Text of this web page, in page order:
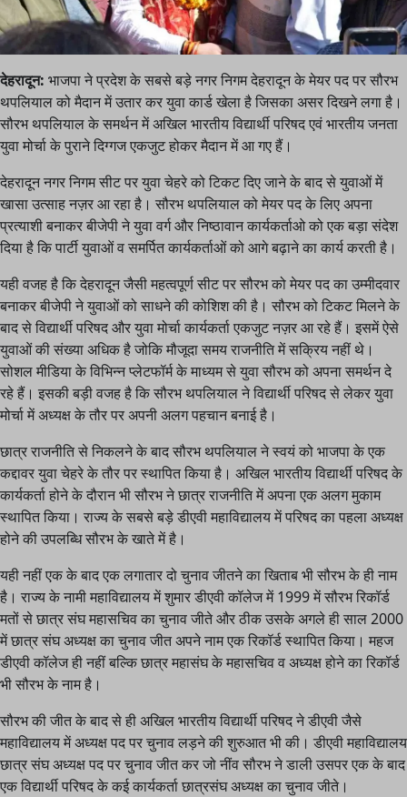
देहरादून: भाजपा ने प्रदेश के सबसे बड़े नगर निगम देहरादून के मेयर पद पर सौरभ
थपलियाल को मैदान में उतार कर युवा कार्ड खेला है जिसका असर दिखने लगा है।
सौरभ थपलियाल के समर्थन में अखिल भारतीय विद्यार्थी परिषद एवं भारतीय जनता
युवा मोर्चा के पुराने दिग्गज एकजुट होकर मैदान में आ गए हैं।
देहरादून नगर निगम सीट पर युवा चेहरे को टिकट दिए जाने के बाद से युवाओं में
खासा उत्साह नज़र आ रहा है। सौरभ थपलियाल को मेयर पद के लिए अपना
प्रत्याशी बनाकर बीजेपी ने युवा वर्ग और निष्ठावान कार्यकर्ताओ को एक बड़ा संदेश
दिया है कि पार्टी युवाओं व समर्पित कार्यकर्ताओं को आगे बढ़ाने का कार्य करती है।
यही वजह है कि देहरादून जैसी महत्वपूर्ण सीट पर सौरभ को मेयर पद का उम्मीदवार
बनाकर बीजेपी ने युवाओं को साधने की कोशिश की है। सौरभ को टिकट मिलने के
बाद से विद्यार्थी परिषद और युवा मोर्चा कार्यकर्ता एकजुट नज़र आ रहे हैं। इसमें ऐसे
युवाओं की संख्या अधिक है जोकि मौजूदा समय राजनीति में सक्रिय नहीं थे।
सोशल मीडिया के विभिन्न प्लेटफॉर्म के माध्यम से युवा सौरभ को अपना समर्थन दे
रहे हैं। इसकी बड़ी वजह है कि सौरभ थपलियाल ने विद्यार्थी परिषद से लेकर युवा
मोर्चा में अध्यक्ष के तौर पर अपनी अलग पहचान बनाई है।
छात्र राजनीति से निकलने के बाद सौरभ थपलियाल ने स्वयं को भाजपा के एक
कद्दावर युवा चेहरे के तौर पर स्थापित किया है। अखिल भारतीय विद्यार्थी परिषद के
कार्यकर्ता होने के दौरान भी सौरभ ने छात्र राजनीति में अपना एक अलग मुकाम
स्थापित किया। राज्य के सबसे बड़े डीएवी महाविद्यालय में परिषद का पहला अध्यक्ष
होने की उपलब्धि सौरभ के खाते में है।
यही नहीं एक के बाद एक लगातार दो चुनाव जीतने का खिताब भी सौरभ के ही नाम
है। राज्य के नामी महाविद्यालय में शुमार डीएवी कॉलेज में 1999 में सौरभ रिकॉर्ड
मतों से छात्र संघ महासचिव का चुनाव जीते और ठीक उसके अगले ही साल 2000
में छात्र संघ अध्यक्ष का चुनाव जीत अपने नाम एक रिकॉर्ड स्थापित किया। महज
डीएवी कॉलेज ही नहीं बल्कि छात्र महासंघ के महासचिव व अध्यक्ष होने का रिकॉर्ड
भी सौरभ के नाम है।
सौरभ की जीत के बाद से ही अखिल भारतीय विद्यार्थी परिषद ने डीएवी जैसे
महाविद्यालय में अध्यक्ष पद पर चुनाव लड़ने की शुरुआत भी की। डीएवी महाविद्यालय
छात्र संघ अध्यक्ष पद पर चुनाव जीत कर जो नींव सौरभ ने डाली उसपर एक के बाद
एक विद्यार्थी परिषद के कई कार्यकर्ता छात्रसंघ अध्यक्ष का चुनाव जीते।